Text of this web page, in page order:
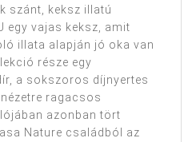
szánt, keksz illatú
egy vajas keksz, amit
illata alapján jó oka van
része egy
a sokszoros díjnyertes
ragacsos
azonban tört
Nature családból az